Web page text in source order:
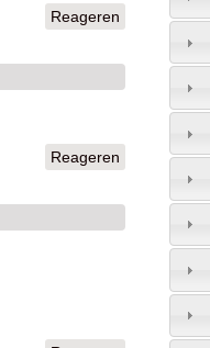
Reageren
Reageren